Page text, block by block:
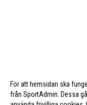
För att hemsidan ska
från SportAdmin. Dessa